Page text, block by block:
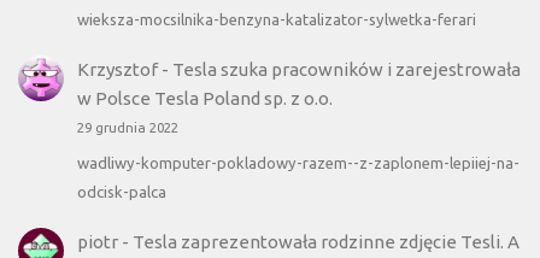
wieksza-mocsilnika-benzyna-katalizator-sylwetka-ferari
Krzysztof- Tesla szuka pracowników i zarejestrowała
w Polsce Tesla Poland sp. z o.o.
29 grudnia 2022
wadliwy-komputer-pokladowy-razem--z-zaplonem-lepiiej-na-
odcisk-palca
piotr- Tesla zaprezentowała rodzinne zdjęcie Tesli. A